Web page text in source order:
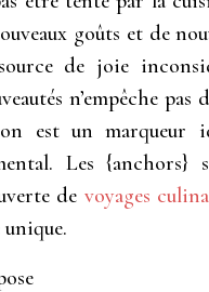
goûts et de
de joie
n’empêche pas
est un marqueur
Les {anchors}
de voyages